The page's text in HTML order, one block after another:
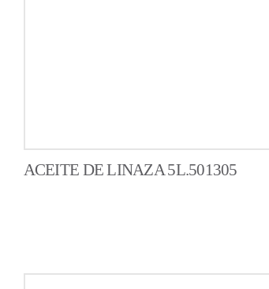
ACEITE DE LINAZA 5L.501305